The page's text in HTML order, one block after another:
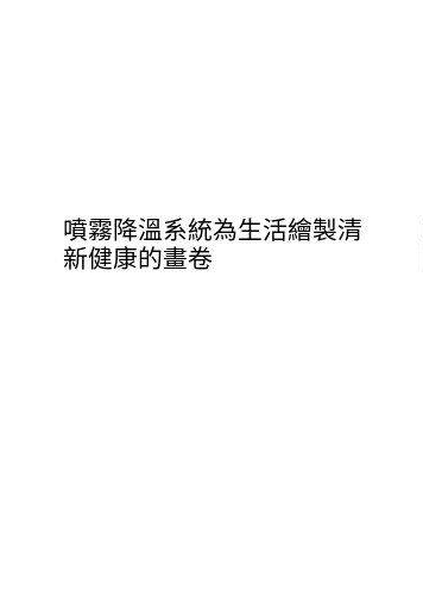
噴霧降溫系統為生活繪製清
新健康的畫卷